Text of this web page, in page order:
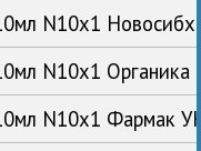
N10x1
N10x1
N10x1 Фармак